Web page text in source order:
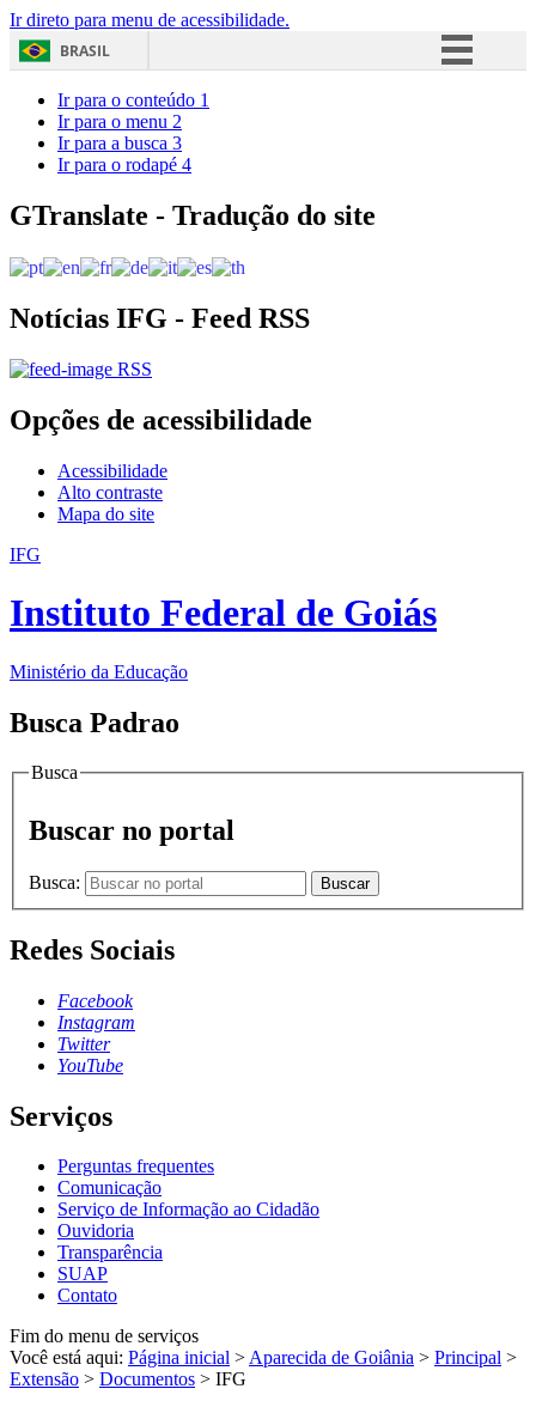
Ir direto para menu de acessibilidade.
BRASIL
Acesso à informação
Ir para o conteúdo 1
Ir para o menu 2
Ir para a busca 3
Ir para o rodapé 4
GTranslate - Tradução do site
Notícias IFG - Feed RSS
RSS
Opções de acessibilidade
Acessibilidade
Alto contraste
Mapa do site
IFG
Instituto Federal de Goiás
Ministério da Educação
Busca Padrao
Busca
Buscar no portal
Busca: Buscar
Redes Sociais
Facebook
Instagram
Twitter
YouTube
Serviços
Perguntas frequentes
Comunicação
Serviço de Informação ao Cidadão
Ouvidoria
Transparência
SUAP
Contato
Fim do menu de serviços
Você está aqui: Página inicial >Aparecida de Goiânia > Principal >
Extensão > Documentos > IFG